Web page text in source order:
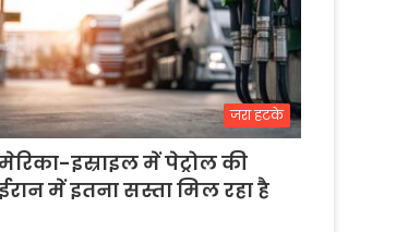
जरा हटके
इस्राइल में पेट्रोल की
में इतना सस्ता मिल रहा है